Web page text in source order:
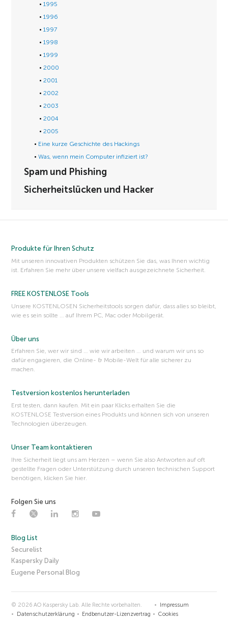
1995
1996
1997
1998
1999
2000
2001
2002
2003
2004
2005
Eine kurze Geschichte des Hackings
Was, wenn mein Computer infiziert ist?
Spam und Phishing
Sicherheitslücken und Hacker
Produkte für Ihren Schutz
Mit unseren innovativen Produkten schützen Sie das, was Ihnen wichtig
ist. Erfahren Sie mehr über unsere vielfach ausgezeichnete Sicherheit.
FREE KOSTENLOSE Tools
Unsere KOSTENLOSEN Sicherheitstools sorgen dafür, dass alles so bleibt,
wie es sein sollte … auf Ihrem PC, Mac oder Mobilgerät.
Über uns
Erfahren Sie, wer wir sind … wie wir arbeiten … und warum wir uns so
dafür engagieren, die Online- & Mobile-Welt für alle sicherer zu
machen.
Testversion kostenlos herunterladen
Erst testen, dann kaufen. Mit ein paar Klicks erhalten Sie die
KOSTENLOSE Testversion eines Produkts und können sich von unseren
Technologien überzeugen.
Unser Team kontaktieren
Ihre Sicherheit liegt uns am Herzen – wenn Sie also Antworten auf oft
gestellte Fragen oder Unterstützung durch unseren technischen Support
benötigen, klicken Sie hier.
Folgen Sie uns
Blog List
Securelist
Kaspersky Daily
Eugene Personal Blog
© 2026 AO Kaspersky Lab. Alle Rechte vorbehalten.
Impressum
Datenschutzerklärung
Endbenutzer-Lizenzvertrag Cookies